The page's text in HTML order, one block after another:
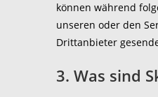
können während
unseren oder den
Drittanbieter
3. Was sind